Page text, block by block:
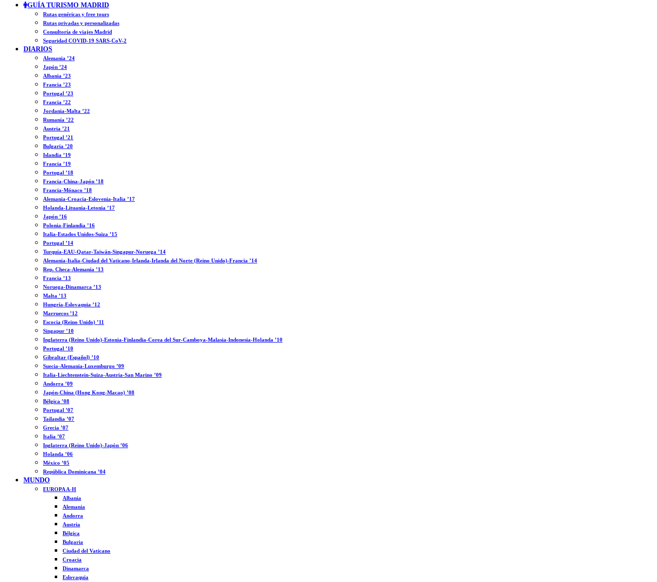
GUÍA TURISMO MADRID
Rutas genéricas y free tours
Rutas privadas y personalizadas
Consultoría de viajes Madrid
Seguridad COVID-19 SARS-CoV-2
DIARIOS
Alemania ’24
Japón ’24
Albania ’23
Francia ’23
Portugal ’23
Francia ’22
Jordania-Malta ’22
Rumanía ’22
Austria ’21
Portugal ’21
Bulgaria ’20
Islandia ’19
Francia ’19
Portugal ’18
Francia-China-Japón ’18
Francia-Mónaco ’18
Alemania-Croacia-Eslovenia-Italia ’17
Holanda-Lituania-Letonia ’17
Japón ’16
Polonia-Finlandia ’16
Italia-Estados Unidos-Suiza ’15
Portugal ’14
Turquía-EAU-Qatar-Taiwán-Singapur-Noruega ’14
Alemania-Italia-Ciudad del Vaticano-Irlanda-Irlanda del Norte (Reino Unido)-Francia ’14
Rep. Checa-Alemania ’13
Francia ’13
Noruega-Dinamarca ’13
Malta ’13
Hungría-Eslovaquia ’12
Marruecos ’12
Escocia (Reino Unido) ’11
Singapur ’10
Inglaterra (Reino Unido)-Estonia-Finlandia-Corea del Sur-Camboya-Malasia-Indonesia-Holanda ’10
Portugal ’10
Gibraltar (Español) ’10
Suecia-Alemania-Luxemburgo ’09
Italia-Liechtenstein-Suiza-Austria-San Marino ’09
Andorra ’09
Japón-China (Hong Kong-Macao) ’08
Bélgica ’08
Portugal ’07
Tailandia ’07
Grecia ’07
Italia ’07
Inglaterra (Reino Unido)-Japón ’06
Holanda ’06
México ’05
República Dominicana ’04
MUNDO
EUROPA A-H
Albania
Alemania
Andorra
Austria
Bélgica
Bulgaria
Ciudad del Vaticano
Croacia
Dinamarca
Eslovaquia